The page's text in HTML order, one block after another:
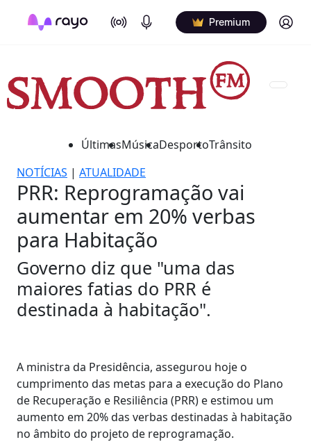
On Air Podcasts Premium Log in
ÚltimasMúsicaDesportoTrânsito
NOTÍCIAS | ATUALIDADE
PRR: Reprogramação vai
aumentar em 20% verbas
para Habitação
Governo diz que "uma das
maiores fatias do PRR é
destinada à habitação".
A ministra da Presidência, assegurou hoje o
cumprimento das metas para a execução do Plano
de Recuperação e Resiliência (PRR) e estimou um
aumento em 20% das verbas destinadas à habitação
no âmbito do projeto de reprogramação.